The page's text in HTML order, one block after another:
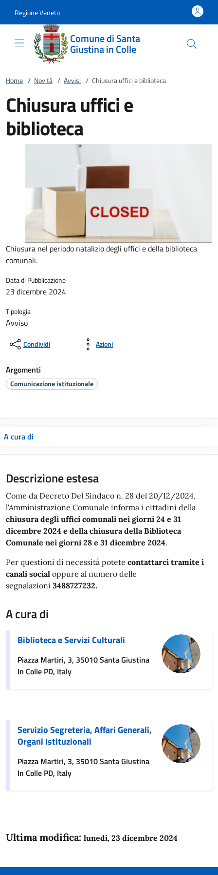
Regione Veneto
Comune di Santa
Giustina in Colle
Home / Novità / Avvisi / Chiusura uffici e biblioteca
Chiusura uffici e
biblioteca
Chiusura nel periodo natalizio degli uffici e della biblioteca
comunali.
Data di Pubblicazione
23 dicembre 2024
Tipologia
Avviso
Condividi Azioni
Argomenti
Comunicazione istituzionale
A cura di
Descrizione estesa
Come da Decreto Del Sindaco n. 28 del 20/12/2024,
l'Amministrazione Comunale informa i cittadini della
chiusura degli uffici comunali nei giorni 24 e 31
dicembre 2024 e della chiusura della Biblioteca
Comunale nei giorni 28 e 31 dicembre 2024.
Per questioni di necessità potete contattarci tramite i
canali social oppure al numero delle
segnalazioni 3488727232.
A cura di
Biblioteca e Servizi Culturali
Piazza Martiri, 3, 35010 Santa Giustina
In Colle PD, Italy
Servizio Segreteria, Affari Generali,
Organi Istituzionali
Piazza Martiri, 3, 35010 Santa Giustina
In Colle PD, Italy
Ultima modifica: lunedì, 23 dicembre 2024